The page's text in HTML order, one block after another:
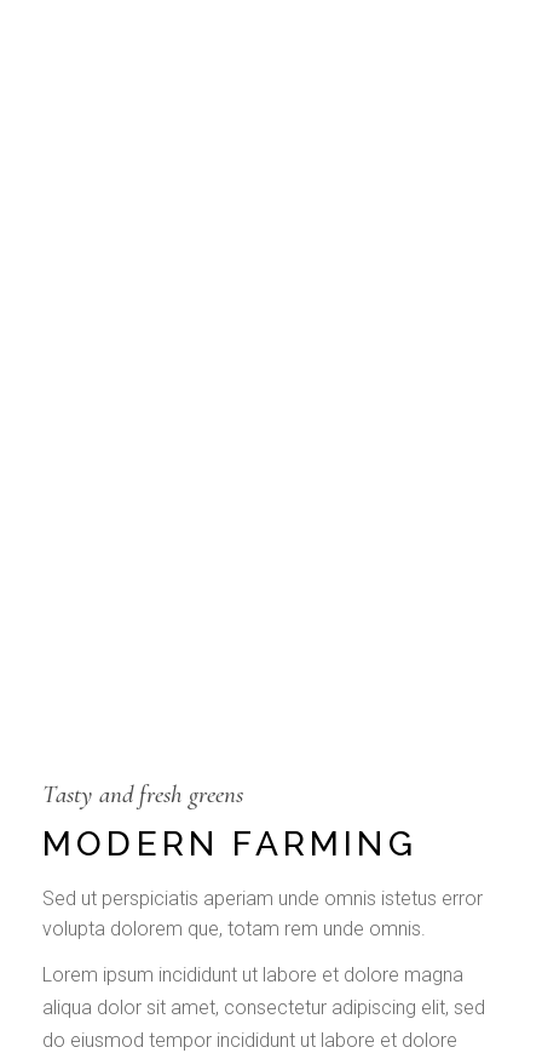
Tasty and fresh greens
MODERN FARMING
Sed ut perspiciatis aperiam unde omnis istetus error
volupta dolorem que, totam rem unde omnis.
Lorem ipsum incididunt ut labore et dolore magna
aliqua dolor sit amet, consectetur adipiscing elit, sed
do eiusmod tempor incididunt ut labore et dolore